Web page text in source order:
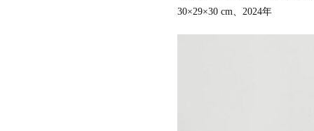
30×29×30 cm、2024年